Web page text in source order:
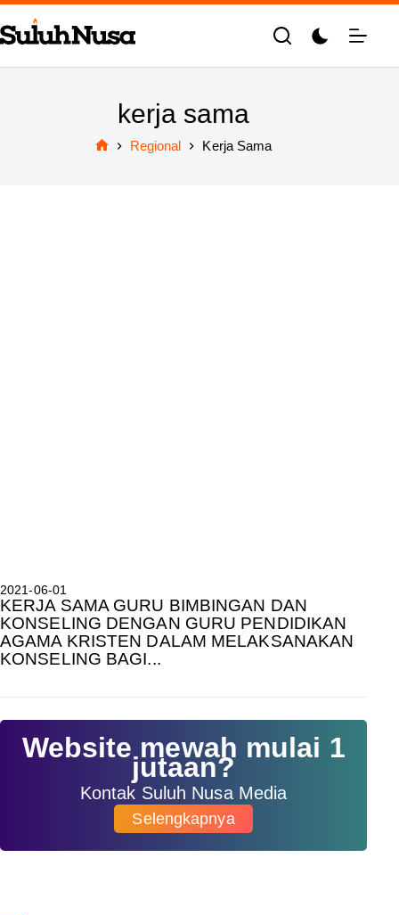
Skip
to
content
kerja sama
Regional Kerja Sama
2021-06-01
KERJA SAMA GURU BIMBINGAN DAN
KONSELING DENGAN GURU PENDIDIKAN
AGAMA KRISTEN DALAM MELAKSANAKAN
KONSELING BAGI...
Website mewah mulai 1
jutaan?
Kontak Suluh Nusa Media
Selengkapnya